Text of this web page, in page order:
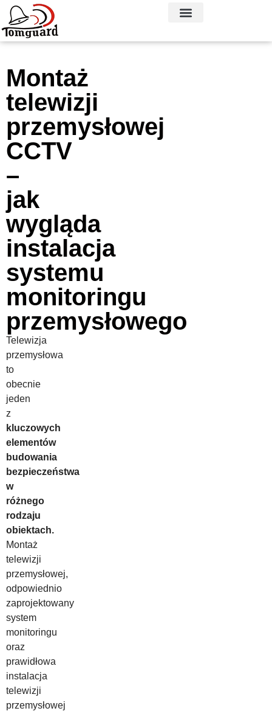
Montaż
telewizji
przemysłowej
CCTV
–
jak
wygląda
instalacja
systemu
monitoringu
przemysłowego
Telewizja
przemysłowa
to
obecnie
jeden
z
kluczowych
elementów
budowania
bezpieczeństwa
w
różnego
rodzaju
obiektach.
Montaż
telewizji
przemysłowej,
odpowiednio
zaprojektowany
system
monitoringu
oraz
prawidłowa
instalacja
telewizji
przemysłowej